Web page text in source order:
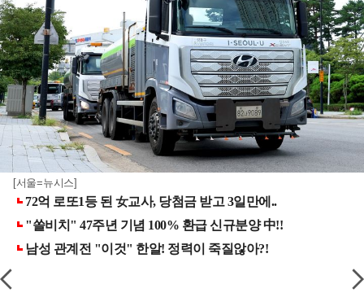
[서울=뉴시스]